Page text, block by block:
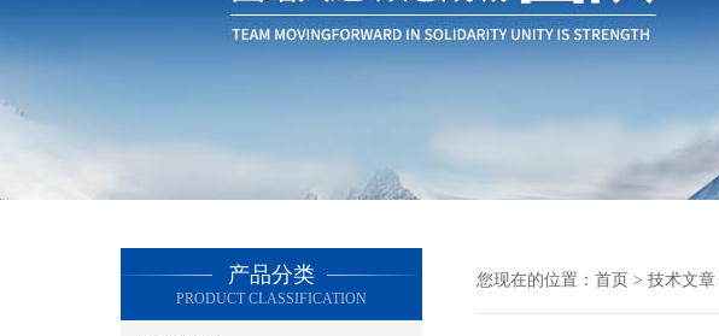
产品分类
PRODUCT CLASSIFICATION
您现在的位置： 首页 > 技术文章